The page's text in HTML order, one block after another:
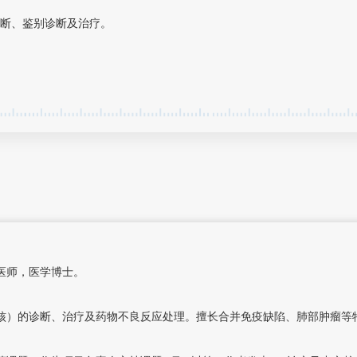
、鉴别诊断及治疗。
师，医学博士。
诊断、治疗及药物不良反应处理。擅长合并免疫缺陷、肺部肿瘤等